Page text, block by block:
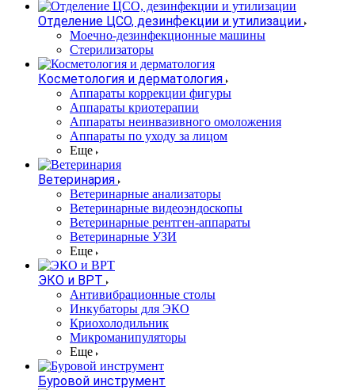
Отделение ЦСО, дезинфекции и утилизации
Моечно-дезинфекционные машины
Стерилизаторы
Косметология и дерматология
Аппараты коррекции фигуры
Аппараты криотерапии
Аппараты неинвазивного омоложения
Аппараты по уходу за лицом
Еще
Ветеринария
Ветеринарные анализаторы
Ветеринарные видеоэндоскопы
Ветеринарные рентген-аппараты
Ветеринарные УЗИ
Еще
ЭКО и ВРТ
Антивибрационные столы
Инкубаторы для ЭКО
Криохолодильник
Микроманипуляторы
Еще
Буровой инструмент